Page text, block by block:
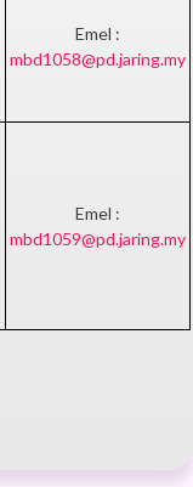
Emel :
mbd1058@pd.jaring.my
Emel :
mbd1059@pd.jaring.my